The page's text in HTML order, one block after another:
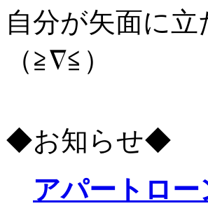
自分が矢面に
（≧∇≦）
◆お知らせ◆
アパートロ